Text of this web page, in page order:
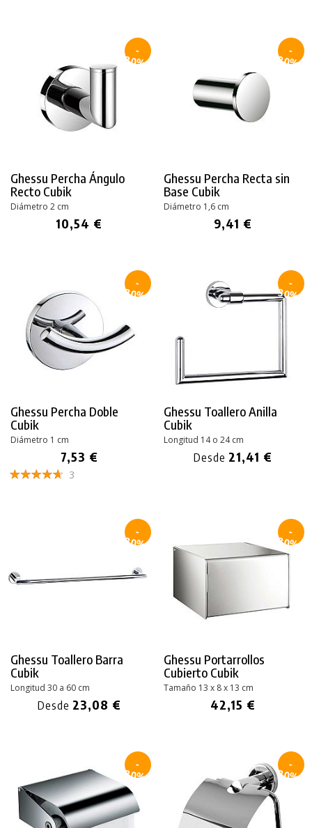
-
30%
Ghessu Percha Ángulo
Recto Cubik
Diámetro 2 cm
10,54 €
-
30%
Ghessu Percha Recta sin
Base Cubik
Diámetro 1,6 cm
9,41 €
-
30%
Ghessu Percha Doble
Cubik
Diámetro 1 cm
7,53 €
3
-
30%
Ghessu Toallero Anilla
Cubik
Longitud 14 o 24 cm
Desde 21,41 €
-
30%
Ghessu Toallero Barra
Cubik
Longitud 30 a 60 cm
Desde 23,08 €
-
30%
Ghessu Portarrollos
Cubierto Cubik
Tamaño 13 x 8 x 13 cm
42,15 €
-
30%
-
30%